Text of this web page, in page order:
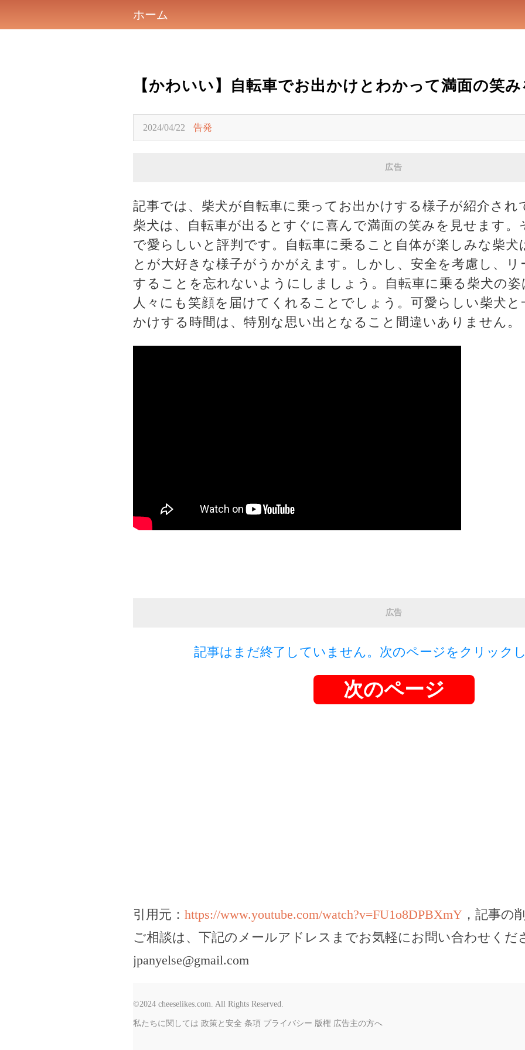
ホーム
【かわいい】自転車でお出かけとわかって満面の笑
2024/04/22 告発
広告
記事では、柴犬が自転車に乗ってお出かけする様子が紹介され
柴犬は、自転車が出るとすぐに喜んで満面の笑みを見せます。
で愛らしいと評判です。自転車に乗ること自体が楽しみな柴犬
とが大好きな様子がうかがえます。しかし、安全を考慮し、
することを忘れないようにしましょう。自転車に乗る柴犬の姿
人々にも笑顔を届けてくれることでしょう。可愛らしい柴犬と
かけする時間は、特別な思い出となること間違いありません。
広告
記事はまだ終了していません。次のページをクリック
次のページ
引用元： https://www.youtube.com/watch?v=FU1o8DPBXmY ，記事の
ご相談は、下記のメールアドレスまでお気軽にお問い合わせくだ
jpanyelse@gmail.com
©2024 cheeselikes.com. All Rights Reserved.
私たちに関しては 政策と安全 条項 プライバシー 版権 広告主の方へ